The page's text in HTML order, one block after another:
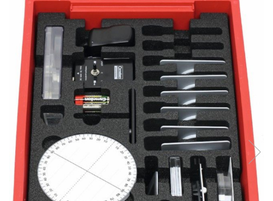
Table Interactive
Display-uri Interactive
Suporti/Standuri/Accesorii
Imprimante si Multifunctionale
Imprimante si Scanere 3D
Imprimante 3D
Creioane 3D
Accesorii 3D
Camere Documente
Videoproiectoare si Accesorii
Videoproiectoare
Accesorii